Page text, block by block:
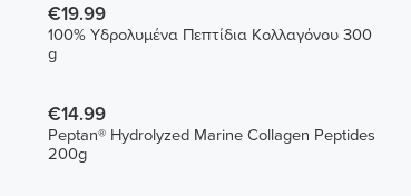
€19.99
100% Υδρολυμένα Πεπτίδια Κολλαγόνου 300
g
€14.99
Peptan® Hydrolyzed Marine Collagen Peptides
200g